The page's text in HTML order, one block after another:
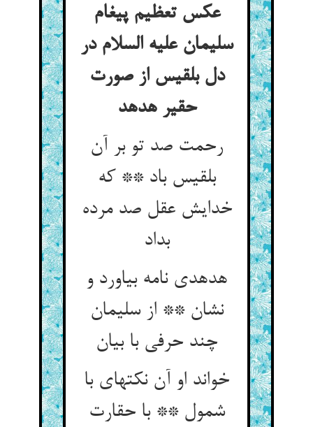
عکس تعظیم پیغام
سلیمان علیه السلام در
دل بلقیس از صورت
حقیر هدهد
رحمت صد تو بر آن
بلقیس باد ** که
خدایش عقل صد مرده
بداد
هدهدی نامه بیاورد و
نشان ** از سلیمان
چند حرفی با بیان‏
خواند او آن نکتهای با
شمول ** با حقارت